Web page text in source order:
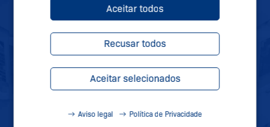
todas as informações sobre novidades,
datas de feiras e novos produtos
diretamente na sua caixa de correio.
Inscreva-se
Aceitar todos
Recusar todos
Aceitar selecionados
Aviso legal Política de Privacidade